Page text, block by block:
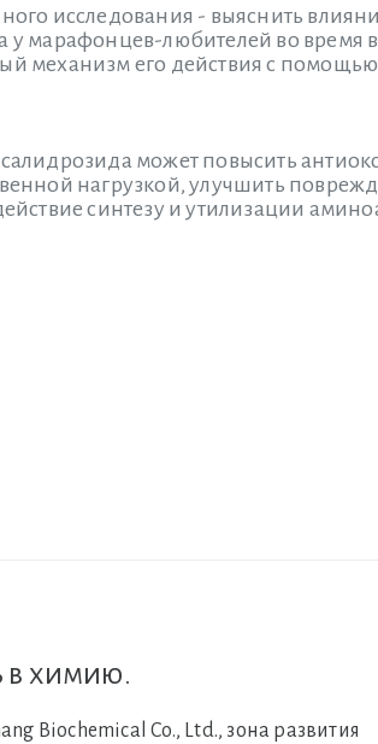
исследования - выяснить
у марафонцев-любителей во время
механизм его действия с
может повысить
нагрузкой, улучшить
синтезу и утилизации
в химию.
Biochemical Co., Ltd., зона развития